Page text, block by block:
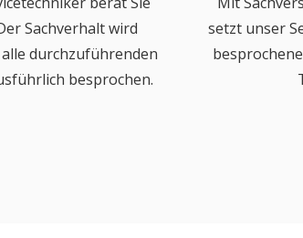
Sachverhalt wird
durchzuführenden
besprochen.
setzt unser